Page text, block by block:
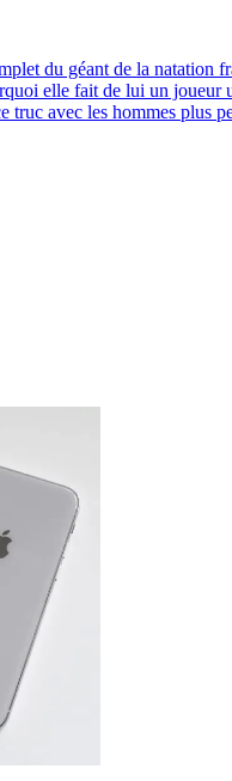
du géant de la natation
elle fait de lui un joueur
truc avec les hommes plus